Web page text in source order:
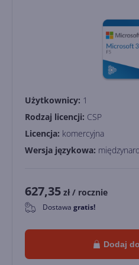
Użytkownicy: 1
Rodzaj licencji: CSP
Licencja: komercyjna
Wersja językowa:
627,35 zł / rocznie
0 Dostawa gratis!
Dodaj